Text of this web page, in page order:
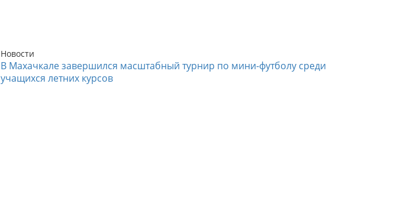
Новости
В Махачкале завершился масштабный турнир по мини-футболу среди
учащихся летних курсов